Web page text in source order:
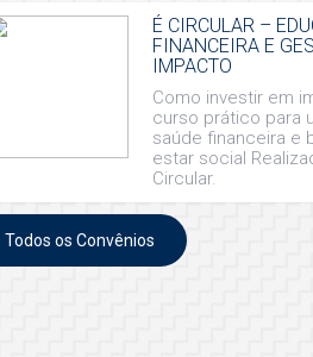
É CIRCULAR –
FINANCEIRA E
IMPACTO
Como investir em
curso prático para
saúde financeira e
estar social
Circular.
Todos os Convênios